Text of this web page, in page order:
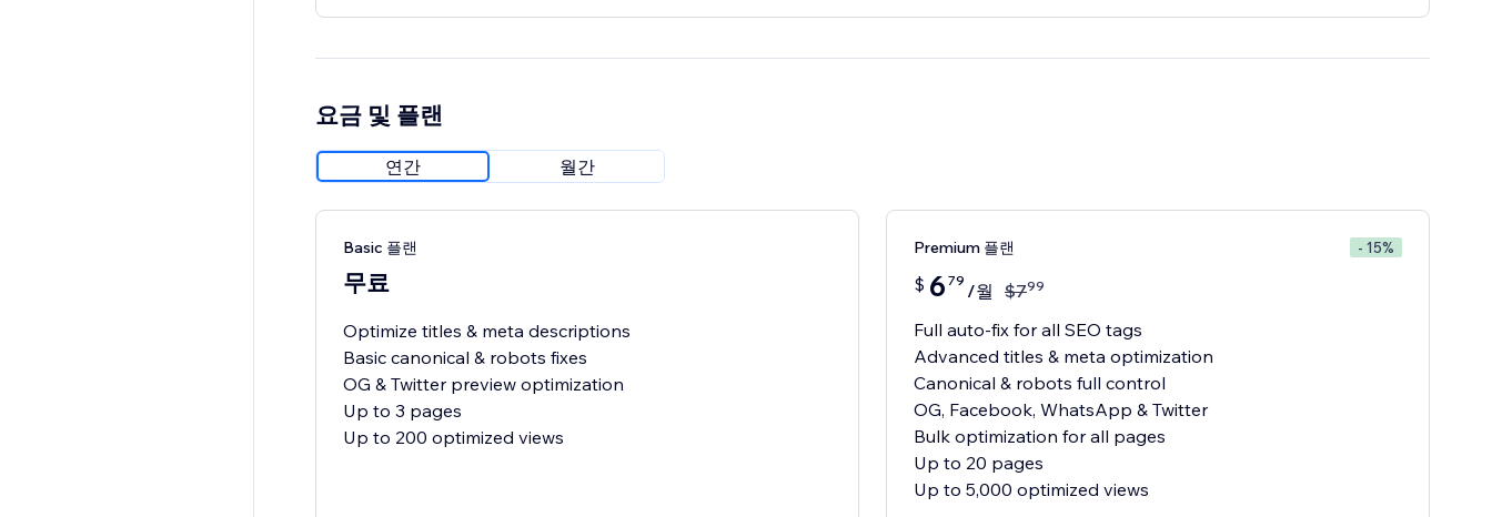
요금 및 플랜
연간 월간
Basic 플랜
무료
Optimize titles & meta descriptions
Basic canonical & robots fixes
OG & Twitter preview optimization
Up to 3 pages
Up to 200 optimized views
Premium 플랜 - 15%
$ 6 79 /월 $799
Full auto-fix for all SEO tags
Advanced titles & meta optimization
Canonical & robots full control
OG, Facebook, WhatsApp & Twitter
Bulk optimization for all pages
Up to 20 pages
Up to 5,000 optimized views